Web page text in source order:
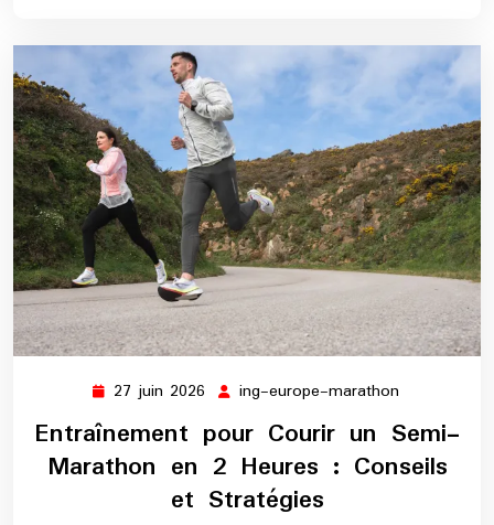
27 juin 2026 27
2026
ing-europe-marathon
europe-
marathon
Entraînement pour Courir un Semi-
Marathon en 2 Heures : Conseils
et Stratégies